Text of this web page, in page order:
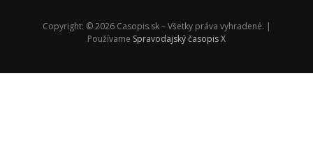
Copyright: © 2026 Casopis.sk – Všetky práva vyhradené. |
Používame Spravodajský časopis X